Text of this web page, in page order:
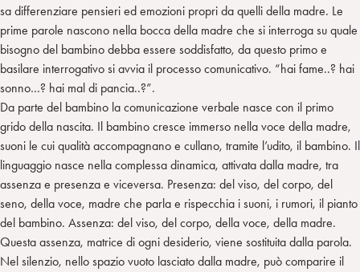
sa differenziare pensieri ed emozioni propri da quelli della madre. Le
prime parole nascono nella bocca della madre che si interroga su quale
bisogno del bambino debba essere soddisfatto, da questo primo e
basilare interrogativo si avvia il processo comunicativo. “hai fame..? hai
sonno…? hai mal di pancia..?”.
Da parte del bambino la comunicazione verbale nasce con il primo
grido della nascita. Il bambino cresce immerso nella voce della madre,
suoni le cui qualità accompagnano e cullano, tramite l’udito, il bambino. Il
linguaggio nasce nella complessa dinamica, attivata dalla madre, tra
assenza e presenza e viceversa. Presenza: del viso, del corpo, del
seno, della voce, madre che parla e rispecchia i suoni, i rumori, il pianto
del bambino. Assenza: del viso, del corpo, della voce, della madre.
Questa assenza, matrice di ogni desiderio, viene sostituita dalla parola.
Nel silenzio, nello spazio vuoto lasciato dalla madre, può comparire il